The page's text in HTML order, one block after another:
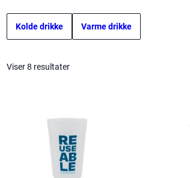
Kolde drikke Varme drikke
Viser 8 resultater